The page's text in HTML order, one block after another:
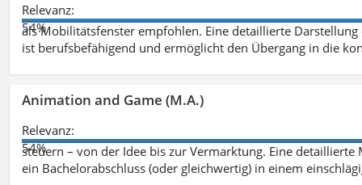
Relevanz:
54%
als Mobilitätsfenster empfohlen. Eine detaillierte
ist berufsbefähigend und ermöglicht den Übergang in die
Animation and Game (M.A.)
Relevanz:
54%
steuern – von der Idee bis zur Vermarktung. Eine
ein Bachelorabschluss (oder gleichwertig) in einem